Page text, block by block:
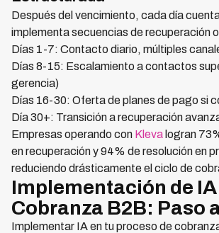
Después del vencimiento, cada día
implementa secuencias de recuperación
Días 1-7: Contacto diario, múltiples
Días 8-15: Escalamiento a contactos
gerencia)
Días 16-30: Oferta de planes de pago si
Día 30+: Transición a recuperación
Empresas operando con Kleva logran
en recuperación y 94% de resolución en
reduciendo drásticamente el ciclo de
Implementación de
Cobranza B2B: Paso
Implementar IA en tu proceso de